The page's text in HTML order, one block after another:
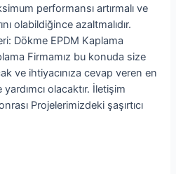
performansı artırmalı ve
olabildiğince azaltmalıdır.
Dökme EPDM Kaplama
Firmamız bu konuda size
ve ihtiyacınıza cevap veren en
olacaktır. İletişim
Projelerimizdeki şaşırtıcı